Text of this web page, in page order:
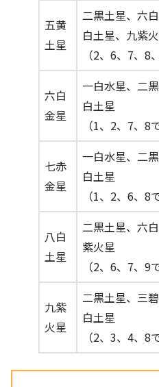
五黄
土星
二黒土星、六
白土星、九紫
（2、6、7、8
六白
金星
一白水星、二
白土星
（1、2、7、8
七赤
金星
一白水星、二
白土星
（1、2、6、8
八白
土星
二黒土星、六
紫火星
（2、6、7、9
九紫
火星
二黒土星、三
白土星
（2、3、4、8